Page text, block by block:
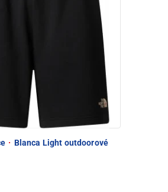
· Blanca Light outdoorové